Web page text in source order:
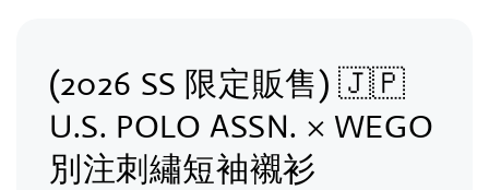
(2026 SS 限定販售) 🇯🇵
U.S. POLO ASSN. × WEGO
別注刺繡短袖襯衫